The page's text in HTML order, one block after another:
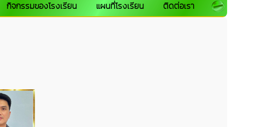
กิจกรรมของโรงเรียน แผนที่โรงเรียน ติดต่อเรา